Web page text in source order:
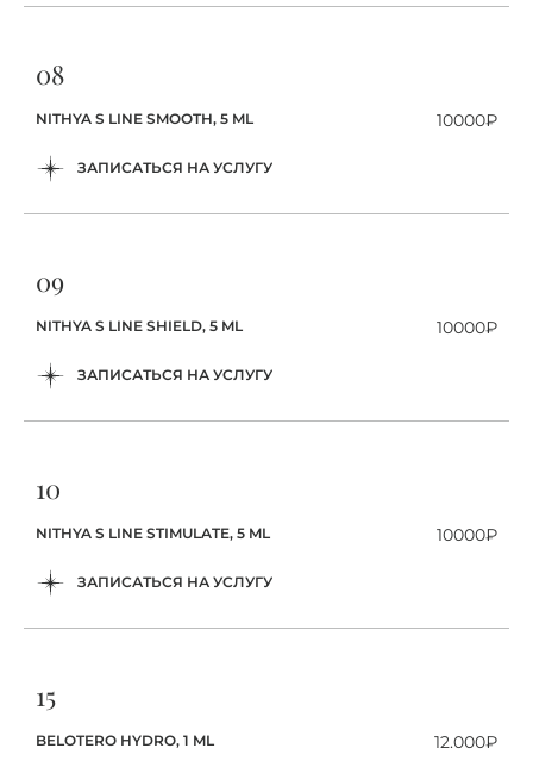
08
ЗАПИСАТЬСЯ НА УСЛУГУ
NITHYA S LINE SMOOTH, 5 ML 10000₽
09
ЗАПИСАТЬСЯ НА УСЛУГУ
NITHYA S LINE SHIELD, 5 ML 10000₽
10
ЗАПИСАТЬСЯ НА УСЛУГУ
NITHYA S LINE STIMULATE, 5 ML 10000₽
15
BELOTERO HYDRO, 1 ML 12.000₽